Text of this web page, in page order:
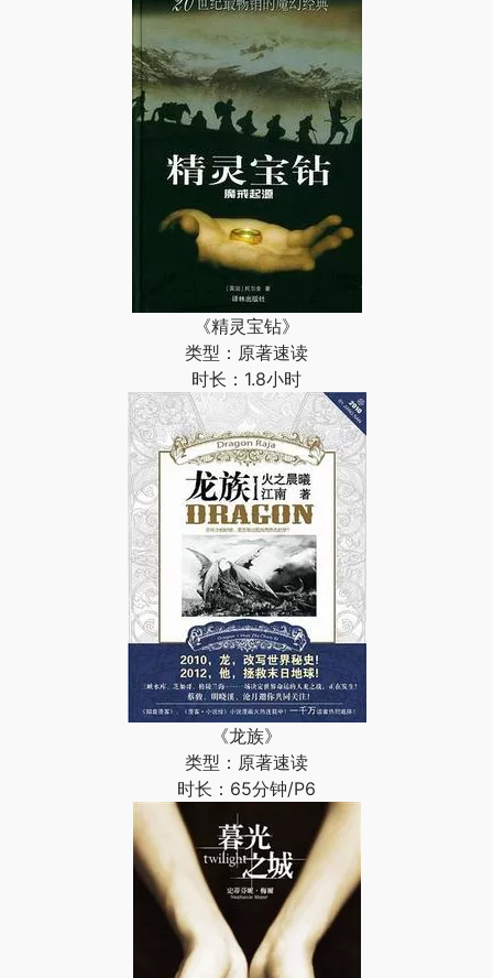
《精灵宝钻》
类型：原著速读
时长：1.8小时
《龙族》
类型：原著速读
时长：65分钟/P6